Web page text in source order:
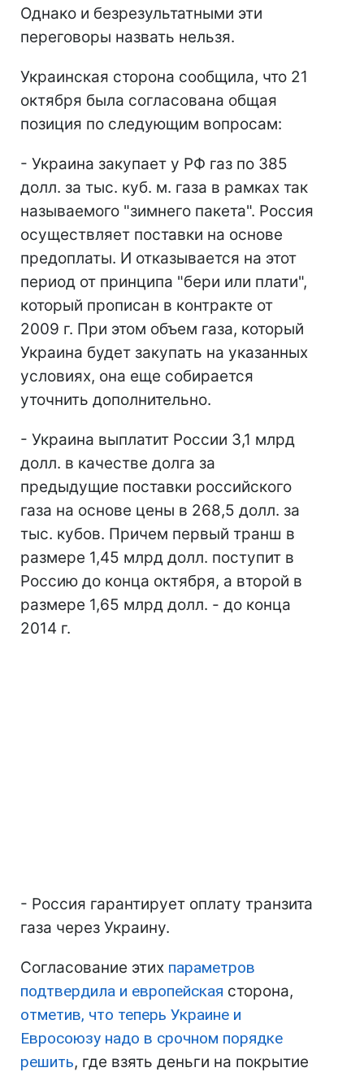
Однако и безрезультатными эти
переговоры назвать нельзя.
Украинская сторона сообщила, что 21
октября была согласована общая
позиция по следующим вопросам:
- Украина закупает у РФ газ по 385
долл. за тыс. куб. м. газа в рамках так
называемого "зимнего пакета". Россия
осуществляет поставки на основе
предоплаты. И отказывается на этот
период от принципа "бери или плати",
который прописан в контракте от
2009 г. При этом объем газа, который
Украина будет закупать на указанных
условиях, она еще собирается
уточнить дополнительно.
- Украина выплатит России 3,1 млрд
долл. в качестве долга за
предыдущие поставки российского
газа на основе цены в 268,5 долл. за
тыс. кубов. Причем первый транш в
размере 1,45 млрд долл. поступит в
Россию до конца октября, а второй в
размере 1,65 млрд долл. - до конца
2014 г.
- Россия гарантирует оплату транзита
газа через Украину.
Согласование этих параметров
подтвердила и европейская сторона,
отметив, что теперь Украине и
Евросоюзу надо в срочном порядке
решить, где взять деньги на покрытие